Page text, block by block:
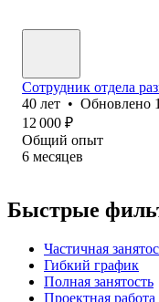
Сотрудник отдела
40 лет • Обновлено
12 000 ₽
Общий опыт
6 месяцев
Быстрые
Частичная
Гибкий график
Полная занятость
Проектная работа